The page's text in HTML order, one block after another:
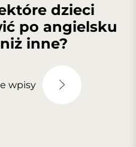
dzieci
po angielsku
inne?
wpisy